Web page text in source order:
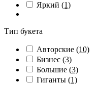
Яркий (1)
Тип букета
Авторские (10)
Бизнес (3)
Большие (3)
Гиганты (1)